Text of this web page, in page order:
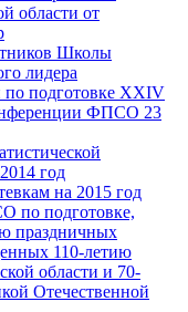
области от
Школы
лидера
подготовке XXIV
ФПСО 23
год
на 2015 год
по подготовке,
праздничных
110-летию
области и 70-
Отечественной